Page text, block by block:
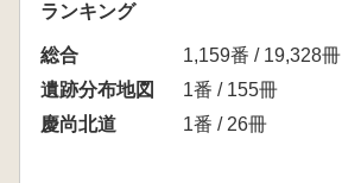
ランキング
総合
1,159番 / 19,328冊
遺跡分布地図
1番 / 155冊
慶尚北道
1番 / 26冊